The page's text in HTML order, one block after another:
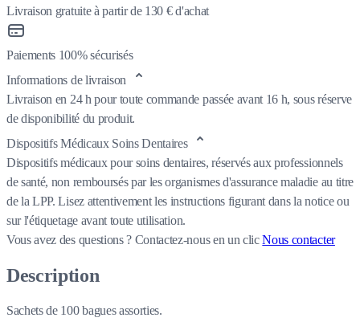
Livraison gratuite à partir de 130 € d'achat
Paiements 100% sécurisés
Informations de livraison
Livraison en 24 h pour toute commande passée avant 16 h, sous réserve
de disponibilité du produit.
Dispositifs Médicaux Soins Dentaires
Dispositifs médicaux pour soins dentaires, réservés aux professionnels
de santé, non remboursés par les organismes d'assurance maladie au titre
de la LPP. Lisez attentivement les instructions figurant dans la notice ou
sur l'étiquetage avant toute utilisation.
Vous avez des questions ? Contactez-nous en un clicNous contacter
Description
Sachets de 100 bagues assorties.